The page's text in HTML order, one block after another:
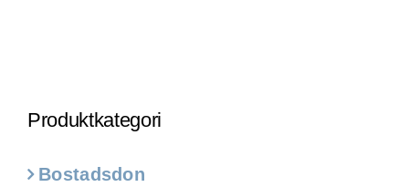
Produktkategori
Bostadsdon